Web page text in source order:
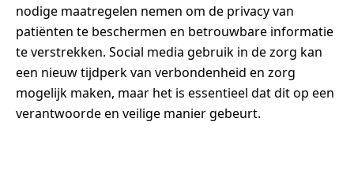
nodige maatregelen nemen om de privacy van
patiënten te beschermen en betrouwbare informatie
te verstrekken. Social media gebruik in de zorg kan
een nieuw tijdperk van verbondenheid en zorg
mogelijk maken, maar het is essentieel dat dit op een
verantwoorde en veilige manier gebeurt.